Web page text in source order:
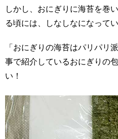
しかし、おにぎりに海苔を巻
る頃には、しなしなになって
「おにぎりの海苔はパリパリ
事で紹介しているおにぎりの
い！